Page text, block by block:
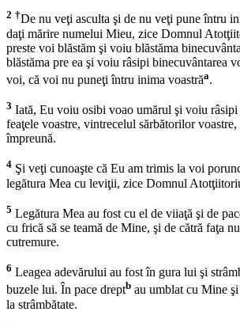
2 †De nu veţi asculta şi de nu veţi pune întru
daţi mărire numelui Mieu, zice Domnul
preste voi blăstăm şi voiu blăstăma
blăstăma pre ea şi voiu râsipi binecuvântarea
voi, că voi nu puneţi întru inima voastrăa.
3 Iată, Eu voiu osibi voao umărul şi voiu
feaţele voastre, vintrecelul sărbătorilor
împreună.
4 Şi veţi cunoaşte că Eu am trimis la voi
legătura Mea cu leviţii, zice Domnul
5 Legătura Mea au fost cu el de viiaţă şi de
cu frică să se teamă de Mine, şi de cătră faţa
cutremure.
6 Leagea adevărului au fost în gura lui şi
buzele lui. În pace dreptb au umblat cu Mine
la strâmbătate.